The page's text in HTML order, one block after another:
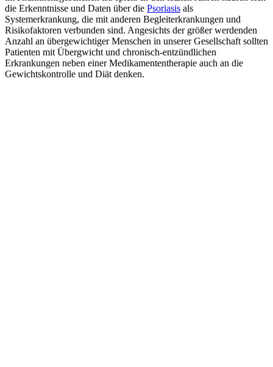
die Erkenntnisse und Daten über die Psoriasis als
Systemerkrankung, die mit anderen Begleiterkrankungen und
Risikofaktoren verbunden sind. Angesichts der größer werdenden
Anzahl an übergewichtiger Menschen in unserer Gesellschaft sollten
Patienten mit Übergwicht und chronisch-entzündlichen
Erkrankungen neben einer Medikamententherapie auch an die
Gewichtskontrolle und Diät denken.